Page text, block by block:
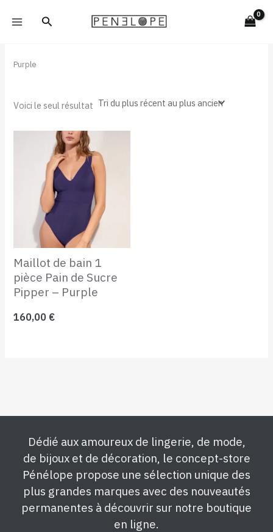
Rechercher
Purple
Voici le seul résultat
Maillot de bain 1
pièce Pain de Sucre
Pipper – Purple
160,00 €
Dédié aux amoureux de lingerie, de mode,
de bijoux et de décoration, le concept-store
Pénélope propose une sélection unique des
plus grandes marques avec des nouveautés
permanentes à découvrir sur notre boutique
en ligne.